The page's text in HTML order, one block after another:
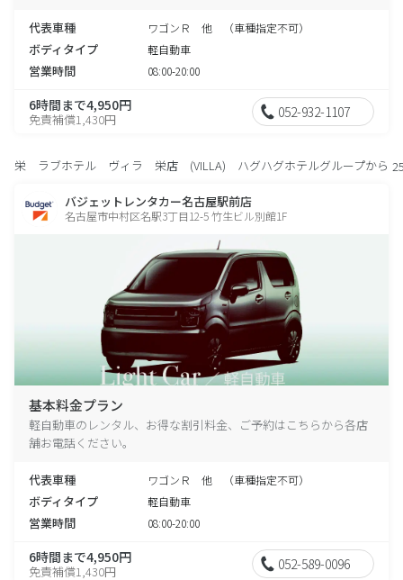
代表車種 ワゴンＲ 他 （車種指定不可）
ボディタイプ 軽自動車
営業時間 08:00-20:00
6時間まで4,950円
免責補償1,430円 052-932-1107
栄 ラブホテル ヴィラ 栄店 (VILLA) ハグハグホテルグループから
バジェットレンタカー名古屋駅前店
名古屋市中村区名駅3丁目12-5 竹生ビル別館1F
基本料金プラン
軽自動車のレンタル、お得な割引料金、ご予約はこちらから各店
舗お電話ください。
代表車種 ワゴンＲ 他 （車種指定不可）
ボディタイプ 軽自動車
営業時間 08:00-20:00
6時間まで4,950円
免責補償1,430円 052-589-0096